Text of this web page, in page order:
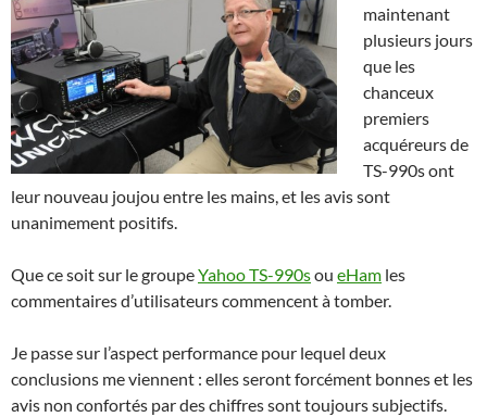
maintenant
plusieurs jours
que les
chanceux
premiers
acquéreurs de
TS-990s ont
leur nouveau joujou entre les mains, et les avis sont
unanimement positifs.
Que ce soit sur le groupeYahoo TS-990sou eHam les
commentaires d’utilisateurs commencent à tomber.
Je passe sur l’aspect performance pour lequel deux
conclusions me viennent : elles seront forcément bonnes et les
avis non confortés par des chiffres sont toujours subjectifs.